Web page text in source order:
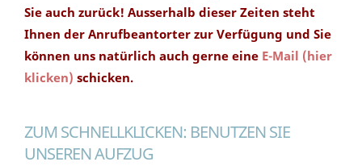
Sie auch zurück! Ausserhalb dieser Zeiten steht
Ihnen der Anrufbeantorter zur Verfügung und Sie
können uns natürlich auch gerne eine E-Mail (hier
klicken) schicken.
ZUM SCHNELLKLICKEN: BENUTZEN SIE
UNSEREN AUFZUG